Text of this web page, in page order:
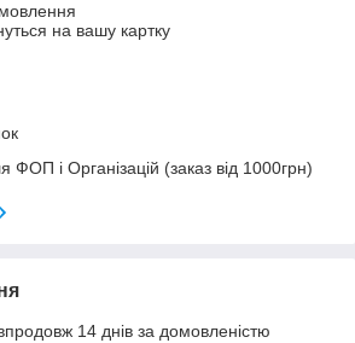
на вашу картку
і Організацій (заказ від 1000грн)
14 днів за домовленістю